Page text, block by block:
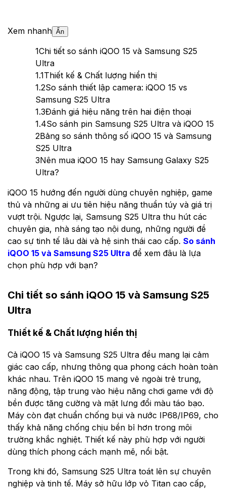
Xem nhanh Ẩn
1Chi tiết so sánh iQOO 15 và Samsung S25
Ultra
1.1Thiết kế & Chất lượng hiển thị
1.2So sánh thiết lập camera: iQOO 15 vs
Samsung S25 Ultra
1.3Đánh giá hiệu năng trên hai điện thoại
1.4So sánh pin Samsung S25 Ultra và iQOO 15
2Bảng so sánh thông số iQOO 15 và Samsung
S25 Ultra
3Nên mua iQOO 15 hay Samsung Galaxy S25
Ultra?
iQOO 15 hướng đến người dùng chuyên nghiệp, game
thủ và những ai ưu tiên hiệu năng thuần túy và giá trị
vượt trội. Ngược lại, Samsung S25 Ultra thu hút các
chuyên gia, nhà sáng tạo nội dung, những người đề
cao sự tinh tế lâu dài và hệ sinh thái cao cấp. So sánh
iQOO 15 và Samsung S25 Ultra để xem đâu là lựa
chọn phù hợp với bạn?
Chi tiết so sánh iQOO 15 và Samsung S25
Ultra
Thiết kế & Chất lượng hiển thị
Cả iQOO 15 và Samsung S25 Ultra đều mang lại cảm
giác cao cấp, nhưng thông qua phong cách hoàn toàn
khác nhau. Trên iQOO 15 mang vẻ ngoài trẻ trung,
năng động, tập trung vào hiệu năng chơi game với độ
bền được tăng cường và mặt lưng đổi màu táo bạo.
Máy còn đạt chuẩn chống bụi và nước IP68/IP69, cho
thấy khả năng chống chịu bền bỉ hơn trong môi
trường khắc nghiệt. Thiết kế này phù hợp với người
dùng thích phong cách mạnh mẽ, nổi bật.
Trong khi đó, Samsung S25 Ultra toát lên sự chuyên
nghiệp và tinh tế. Máy sở hữu lớp vỏ Titan cao cấp,